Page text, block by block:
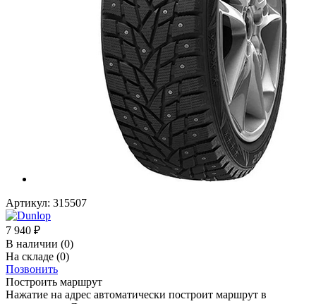
Артикул: 315507
7 940 ₽
В наличии (0)
На складе (0)
Позвонить
Построить маршрут
Нажатие на адрес автоматически построит маршрут в